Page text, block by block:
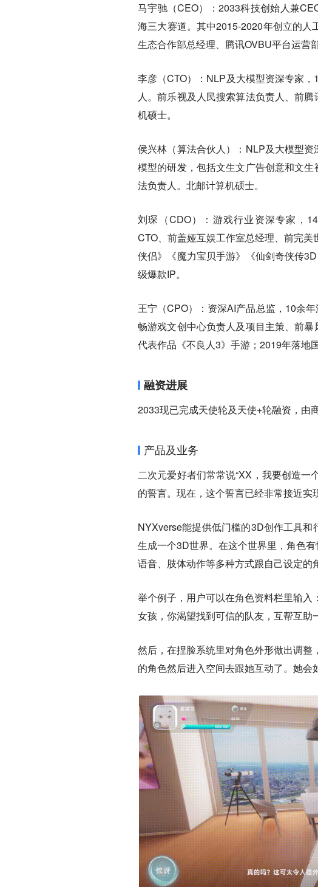
马宇驰（CEO）：2033科技创始人兼
海三大赛道。其中2015-2020年创立的
生态合作部总经理、腾讯OVBU平台运营
李彦（CTO）：NLP及大模型资深专家
人。前乐视及人民搜索算法负责人、前
机硕士。
侯兴林（算法合伙人）：NLP及大模型
模型的研发，包括文生文广告创意和文
法负责人。北邮计算机硕士。
刘琛（CDO）：游戏行业资深专家，
CTO、前盖娅互娱工作室总经理、前完
侠侣》《魔力宝贝手游》《仙剑奇侠传
级爆款IP。
王宁（CPO）：资深AI产品总监，10余
畅游戏文创中心负责人及项目主策、前
代表作品《不良人3》手游；2019年落地
融资进展
2033现已完成天使轮及天使+轮融资，由
产品及业务
二次元爱好者们常常说“XX，我要创造一
的誓言。现在，这个誓言已经非常接近实
NYXverse能提供低门槛的3D创作工具
生成一个3D世界。在这个世界里，角色
语音、肢体动作等多种方式跟自己设定的
举个例子，用户可以在角色资料栏里输
女孩，你渴望找到可信的队友，互帮互助
然后，在捏脸系统里对角色外形做出调
的角色然后进入空间去跟她互动了。她